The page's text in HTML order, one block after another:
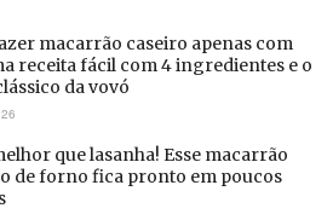
macarrão caseiro apenas com
receita fácil com 4 ingredientes e o
da vovó
que lasanha! Esse macarrão
de forno fica pronto em poucos